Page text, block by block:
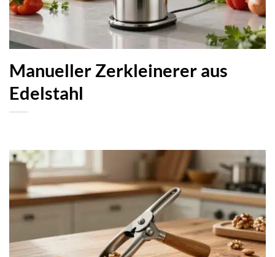
Manueller Zerkleinerer aus
Edelstahl